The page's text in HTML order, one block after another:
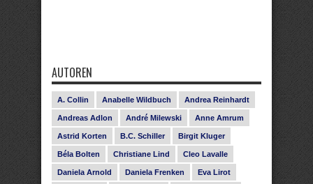
AUTOREN
A. Collin Anabelle Wildbuch Andrea Reinhardt
Andreas Adlon André Milewski Anne Amrum
Astrid Korten B.C. Schiller Birgit Kluger
Béla Bolten Christiane Lind Cleo Lavalle
Daniela Arnold Daniela Frenken Eva Lirot